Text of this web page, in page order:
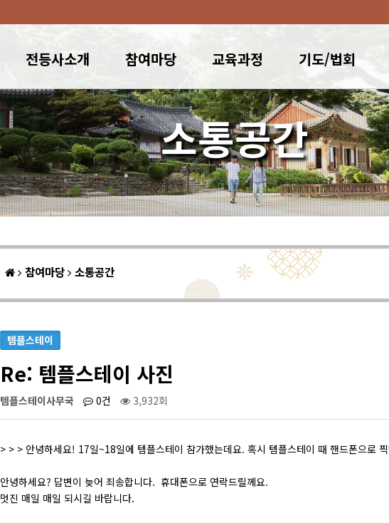
전등사소개 참여마당 교육과정 기도/법회
소통공간
참여마당 소통공간
템플스테이
Re: 템플스테이 사진
템플스테이사무국 0건 3,932회
> > > 안녕하세요! 17일~18일에 템플스테이 참가했는데요. 혹시 템플스테이 때 핸드폰으로
안녕하세요? 답변이 늦어 죄송합니다. 휴대폰으로 연락드릴께요.
멋진 매일 매일 되시길 바랍니다.